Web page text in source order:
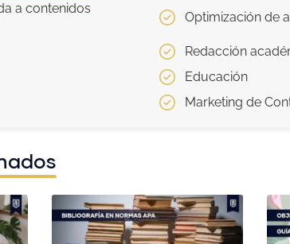
a contenidos
Optimización de
Redacción
Educación
Marketing de